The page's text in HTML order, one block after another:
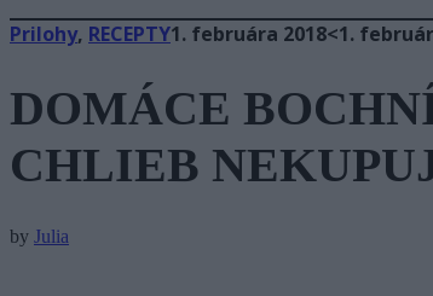
Prilohy, RECEPTY1. februára 2018<1.
DOMÁCE
CHLIEB
by Julia